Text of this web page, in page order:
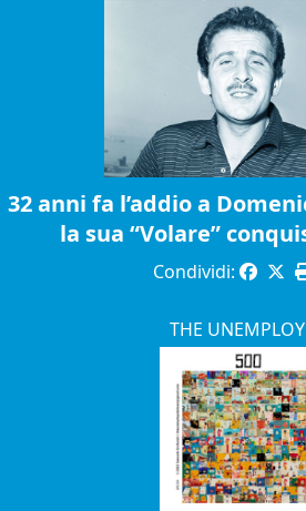
32 anni fa l’addio a
la sua “Volare”
Condividi:
THE